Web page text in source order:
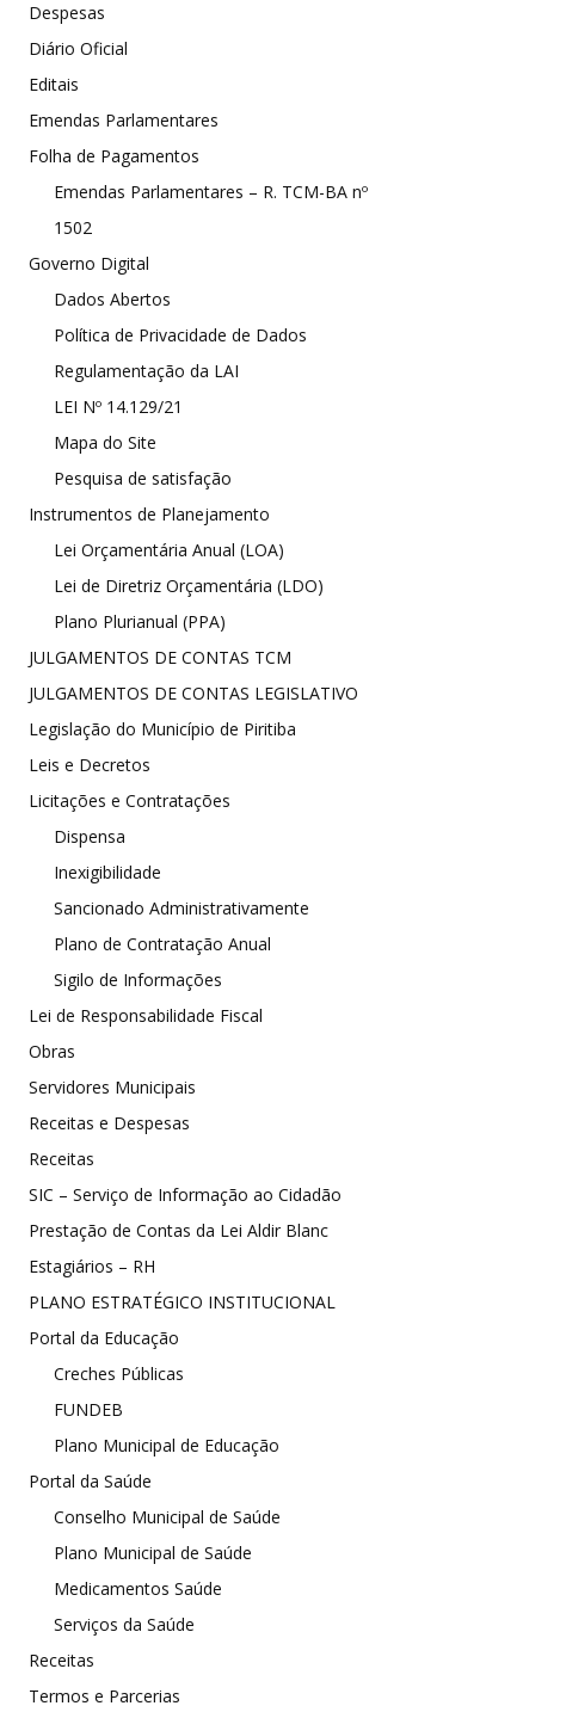
Despesas
Diário Oficial
Editais
Emendas Parlamentares
Folha de Pagamentos
Emendas Parlamentares – R. TCM-BA nº
1502
Governo Digital
Dados Abertos
Política de Privacidade de Dados
Regulamentação da LAI
LEI Nº 14.129/21
Mapa do Site
Pesquisa de satisfação
Instrumentos de Planejamento
Lei Orçamentária Anual (LOA)
Lei de Diretriz Orçamentária (LDO)
Plano Plurianual (PPA)
JULGAMENTOS DE CONTAS TCM
JULGAMENTOS DE CONTAS LEGISLATIVO
Legislação do Município de Piritiba
Leis e Decretos
Licitações e Contratações
Dispensa
Inexigibilidade
Sancionado Administrativamente
Plano de Contratação Anual
Sigilo de Informações
Lei de Responsabilidade Fiscal
Obras
Servidores Municipais
Receitas e Despesas
Receitas
SIC – Serviço de Informação ao Cidadão
Prestação de Contas da Lei Aldir Blanc
Estagiários – RH
PLANO ESTRATÉGICO INSTITUCIONAL
Portal da Educação
Creches Públicas
FUNDEB
Plano Municipal de Educação
Portal da Saúde
Conselho Municipal de Saúde
Plano Municipal de Saúde
Medicamentos Saúde
Serviços da Saúde
Receitas
Termos e Parcerias